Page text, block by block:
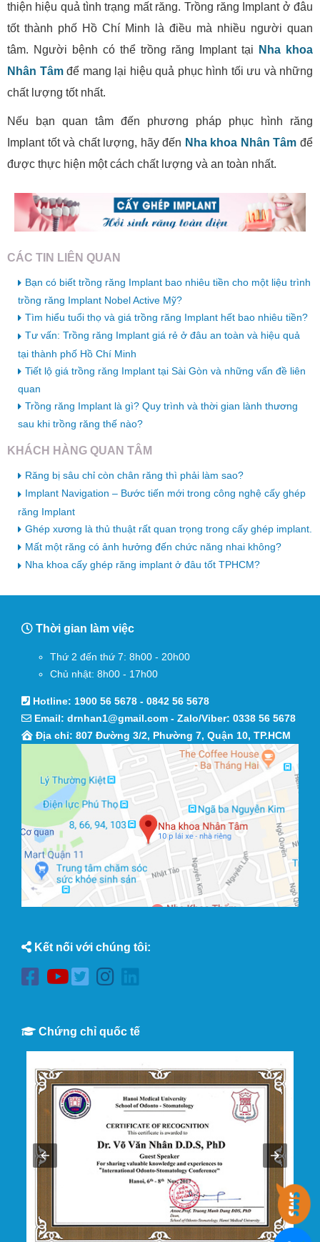
thiện hiệu quả tình trạng mất răng. Trồng răng Implant ở đâu
tốt thành phố Hồ Chí Minh là điều mà nhiều người quan
tâm. Người bệnh có thể trồng răng Implant tại
Nha khoa
Nhân Tâmđể mang lại hiệu quả phục hình tối ưu và những
chất lượng tốt nhất.
Nếu bạn quan tâm đến phương pháp phục hình răng
Implant tốt và chất lượng, hãy đến Nha khoa Nhân Tâm để
được thực hiện một cách chất lượng và an toàn nhất.
CÁC TIN LIÊN QUAN
Bạn có biết trồng răng Implant bao nhiêu tiền cho một liệu trình
trồng răng Implant Nobel Active Mỹ?
Tìm hiểu tuổi thọ và giá trồng răng Implant hết bao nhiêu tiền?
Tư vấn: Trồng răng Implant giá rẻ ở đâu an toàn và hiệu quả
tại thành phố Hồ Chí Minh
Tiết lộ giá trồng răng Implant tại Sài Gòn và những vấn đề liên
quan
Trồng răng Implant là gì? Quy trình và thời gian lành thương
sau khi trồng răng thế nào?
KHÁCH HÀNG QUAN TÂM
Răng bị sâu chỉ còn chân răng thì phải làm sao?
Implant Navigation – Bước tiến mới trong công nghệ cấy ghép
răng Implant
Ghép xương là thủ thuật rất quan trọng trong cấy ghép implant.
Mất một răng có ảnh hưởng đến chức năng nhai không?
Nha khoa cấy ghép răng implant ở đâu tốt TPHCM?
Thời gian làm việc
Thứ 2 đến thứ 7: 8h00 - 20h00
Chủ nhật: 8h00 - 17h00
Hotline: 1900 56 5678 - 0842 56 5678
Email: drnhan1@gmail.com - Zalo/Viber: 0338 56 5678
Địa chỉ: 807 Đường 3/2, Phường 7, Quận 10, TP.HCM
Kết nối với chúng tôi:
Chứng chỉ quốc tế